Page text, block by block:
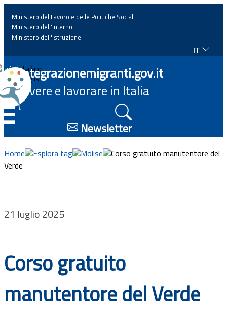
Home
News
Approfondimenti
Eventi
Progetti
Bandi
Guide
Ministero del Lavoro e delle Politiche Sociali
Ministero dell'interno
Ministero dell'istruzione
IT
Italiano
English
Integrazionemigranti.gov.it
Vivere e lavorare in Italia
Newsletter
Home Esplora tag Molise
Corso gratuito manutentore del
Verde
21 luglio 2025
Corso gratuito
manutentore del Verde